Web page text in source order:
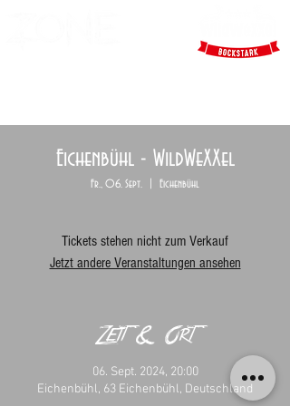
Eichenbühl - WildWeXXel
Fr., 06. Sept. Eichenbühl
Tickets stehen nicht zum Verkauf
Jetzt andere Veranstaltungen ansehen
Zeit & Ort
06. Sept. 2024, 20:00
Eichenbühl, 63 Eichenbühl, Deutschland